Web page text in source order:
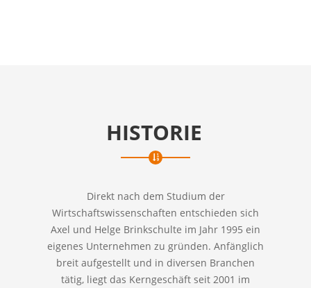
HISTORIE
Direkt nach dem Studium der
Wirtschaftswissenschaften entschieden sich
Axel und Helge Brinkschulte im Jahr 1995 ein
eigenes Unternehmen zu gründen. Anfänglich
breit aufgestellt und in diversen Branchen
tätig, liegt das Kerngeschäft seit 2001 im